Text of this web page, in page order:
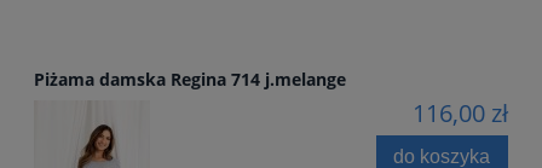
Piżama damska Regina 714 j.melange
116,00 zł
do koszyka